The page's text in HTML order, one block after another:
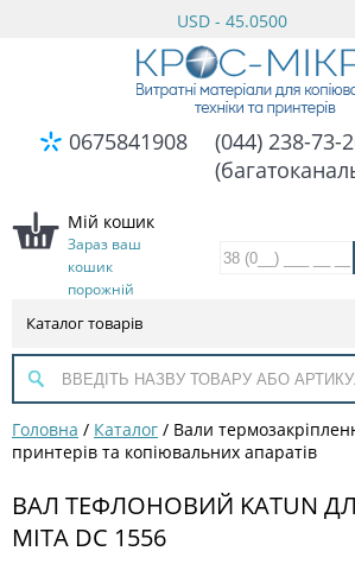
USD - 45.0500
0675841908
(044) 238-73-
Мій кошик
Зараз ваш
кошик
порожній
Каталог товарів
Головна / Каталог / Вали
принтерів та копіювальних апаратів
ВАЛ ТЕФЛОНОВИЙ KATUN
MITA DC 1556